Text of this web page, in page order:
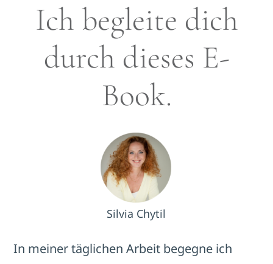
Ich begleite dich
durch dieses E-
Book.
Silvia Chytil
In meiner täglichen Arbeit begegne ich